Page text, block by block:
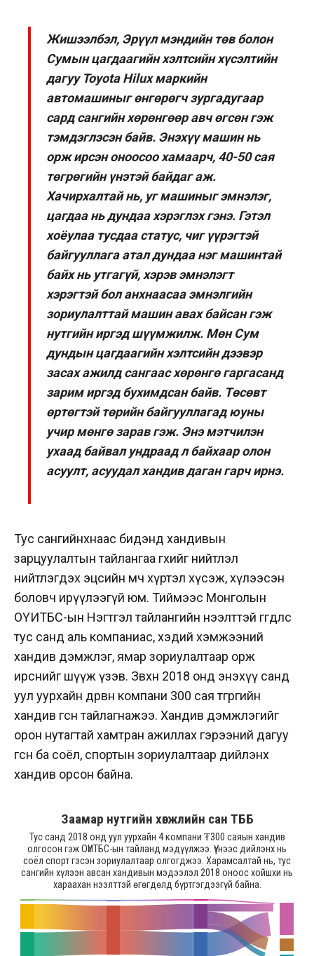
Жишээлбэл, Эрүүл мэндийн төв болон
Сумын цагдаагийн хэлтсийн хүсэлтийн
дагуу Toyota Hilux маркийн
автомашиныг өнгөрөгч зургадугаар
сард сангийн хөрөнгөөр авч өгсөн гэж
тэмдэглэсэн байв. Энэхүү машин нь
орж ирсэн оноосоо хамаарч, 40-50 сая
төгрөгийн үнэтэй байдаг аж.
Хачирхалтай нь, уг машиныг эмнэлэг,
цагдаа нь дундаа хэрэглэх гэнэ. Гэтэл
хоёулаа тусдаа статус, чиг үүрэгтэй
байгууллага атал дундаа нэг машинтай
байх нь утгагүй, хэрэв эмнэлэгт
хэрэгтэй бол анхнаасаа эмнэлгийн
зориулалттай машин авах байсан гэж
нутгийн иргэд шүүмжилж. Мөн Сум
дундын цагдаагийн хэлтсийн дээвэр
засах ажилд сангаас хөрөнгө гаргасанд
зарим иргэд бухимдсан байв. Төсөвт
өртөгтэй төрийн байгууллагад юуны
учир мөнгө зарав гэж. Энэ мэтчилэн
ухаад байвал ундраад л байхаар олон
асуулт, асуудал хандив даган гарч ирнэ.
Тус сангийнхнаас бидэнд хандивын
зарцуулалтын тайлангаа өгөхийг нийтлэл
нийтлэгдэх эцсийн мөч хүртэл хүсэж, хүлээсэн
боловч ирүүлээгүй юм. Тиймээс Монголын
ОҮИТБС-ын Нэгтгэл тайлангийн нээлттэй өгөгдлөөс
тус санд аль компаниас, хэдий хэмжээний
хандив дэмжлэг, ямар зориулалтаар орж
ирснийг шүүж үзэв. Зөвхөн 2018 онд энэхүү санд
уул уурхайн дөрвөн компани 300 сая төгрөгийн
хандив өгснөө тайлагнажээ. Хандив дэмжлэгийг
орон нутагтай хамтран ажиллах гэрээний дагуу
өгсөн ба соёл, спортын зориулалтаар дийлэнх
хандив орсон байна.